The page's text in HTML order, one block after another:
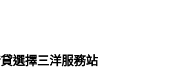
選擇三洋服務站